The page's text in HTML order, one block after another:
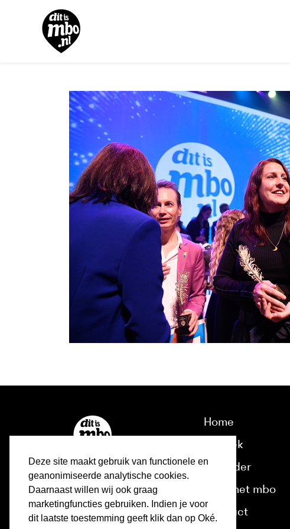
Deze site maakt gebruik van functionele en
geanonimiseerde analytische cookies.
Daarnaast willen wij ook graag
marketingfuncties gebruiken. Indien je voor
dit laatste toestemming geeft klik dan op Oké.
Home
Ontdek
Kalender
Over het mbo
Contact